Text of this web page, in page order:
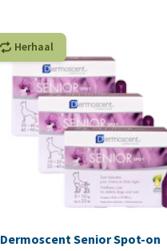
Herhaal
Dermoscent Senior Spot-on